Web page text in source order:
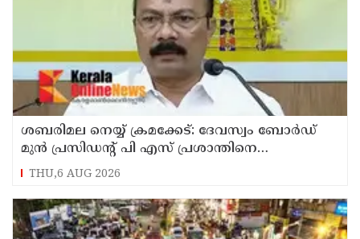
ശബരിമല നെയ്യ് ക്രമക്കേട്: ദേവസ്വം ബോര്‍ഡ്
മുന്‍ പ്രസിഡന്റ് പി എസ് പ്രശാന്തിനെ
പ്രതിയാക്കും: ദേവസ്വം വിജിലന്‍സ്
THU,6 AUG 2026